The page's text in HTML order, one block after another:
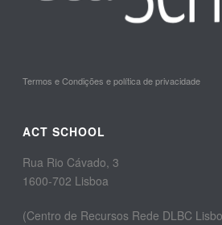
Termos e Condições e política de privacidade
ACT SCHOOL
Rua Rio Cávado, 3
1600-702 Lisboa
(Centro de Recursos Rede DLBC